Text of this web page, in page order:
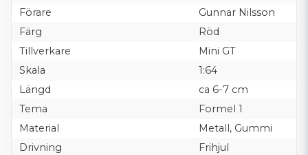
Förare
Gunnar Nilsson
Färg
Röd
Tillverkare
Mini GT
Skala
1:64
Längd
ca 6-7 cm
Tema
Formel 1
Material
Metall, Gummi
Drivning
Frihjul